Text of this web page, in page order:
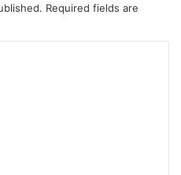
Required fields are